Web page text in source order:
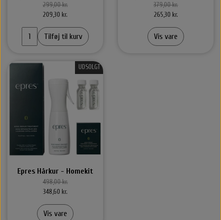
299,00 kr.
209,30 kr.
Tilføj til kurv
379,00 kr.
265,30 kr.
Vis vare
UDSOLGT
Epres Hårkur - Homekit
498,00 kr.
348,60 kr.
Vis vare